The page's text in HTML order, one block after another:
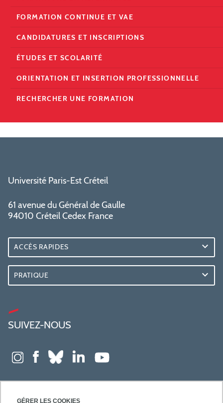
GÉRER LES COOKIES
FORMATION CONTINUE ET VAE
CANDIDATURES ET INSCRIPTIONS
ÉTUDES ET SCOLARITÉ
ORIENTATION ET INSERTION PROFESSIONNELLE
RECHERCHER UNE FORMATION
Université Paris-Est Créteil
61 avenue du Général de Gaulle
94010 Créteil Cedex France
ACCÈS RAPIDES
PRATIQUE
SUIVEZ-NOUS